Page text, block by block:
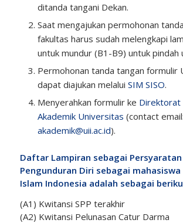
ditanda tangani Dekan.
Saat mengajukan permohonan
fakultas harus sudah melengkapi
untuk mundur (B1-B9) untuk pindah
Permohonan tanda tangan formulir
dapat diajukan melalui SIM SISO.
Menyerahkan formulir ke Direktorat
Akademik Universitas (contact email:
akademik@uii.ac.id).
Daftar Lampiran sebagai
Pengunduran Diri sebagai
Islam Indonesia adalah sebagai
(A1) Kwitansi SPP terakhir
(A2) Kwitansi Pelunasan Catur Darma